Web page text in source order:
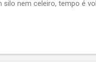
nem celeiro, tempo é